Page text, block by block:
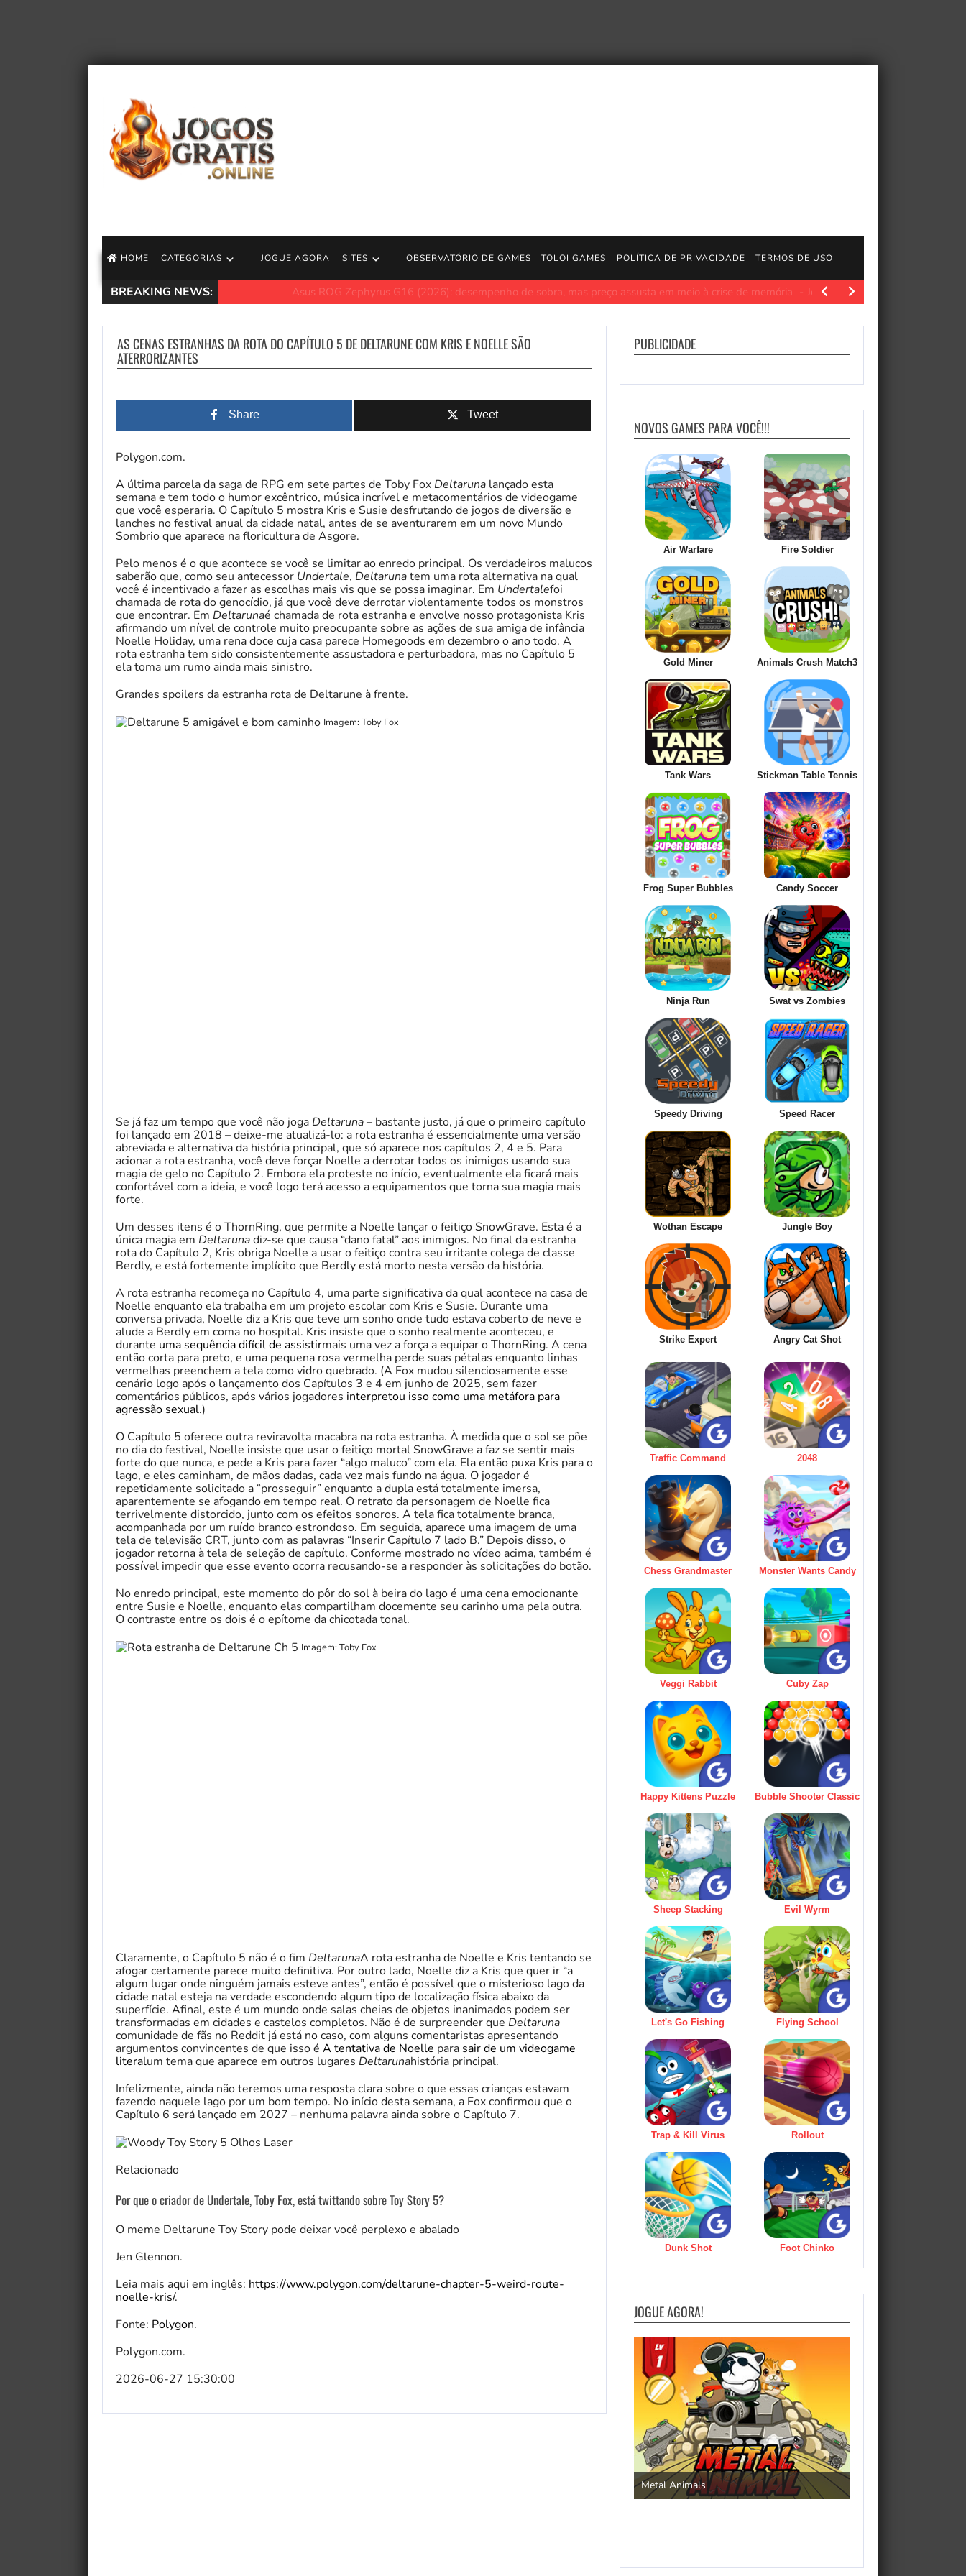
HOME CATEGORIAS JOGUE AGORA SITES OBSERVATÓRIO DE GAMES TOLOI GAMES POLÍTICA DE PRIVACIDADE TERMOS DE USO
BREAKING NEWS: Asus ROG Zephyrus G16 (2026): desempenho de sobra, mas preço assusta em meio à crise de memória JogosGratisFun. O Asus ROG Zephyrus
AS CENAS ESTRANHAS DA ROTA DO CAPÍTULO 5 DE DELTARUNE COM KRIS E NOELLE SÃO
ATERRORIZANTES
Share Tweet
Polygon.com.
A última parcela da saga de RPG em sete partes de Toby Fox Deltaruna lançado esta
semana e tem todo o humor excêntrico, música incrível e metacomentários de videogame
que você esperaria. O Capítulo 5 mostra Kris e Susie desfrutando de jogos de diversão e
lanches no festival anual da cidade natal, antes de se aventurarem em um novo Mundo
Sombrio que aparece na floricultura de Asgore.
Pelo menos é o que acontece se você se limitar ao enredo principal. Os verdadeiros malucos
saberão que, como seu antecessor Undertale, Deltarunatem uma rota alternativa na qual
você é incentivado a fazer as escolhas mais vis que se possa imaginar. Em Undertalefoi
chamada de rota do genocídio, já que você deve derrotar violentamente todos os monstros
que encontrar. Em Deltarunaé chamada de rota estranha e envolve nosso protagonista Kris
afirmando um nível de controle muito preocupante sobre as ações de sua amiga de infância
Noelle Holiday, uma rena doce cuja casa parece Homegoods em dezembro o ano todo. A
rota estranha tem sido consistentemente assustadora e perturbadora, mas no Capítulo 5
ela toma um rumo ainda mais sinistro.
Grandes spoilers da estranha rota de Deltarune à frente.
Imagem: Toby Fox
Se já faz um tempo que você não joga Deltaruna– bastante justo, já que o primeiro capítulo
foi lançado em 2018 – deixe-me atualizá-lo: a rota estranha é essencialmente uma versão
abreviada e alternativa da história principal, que só aparece nos capítulos 2, 4 e 5. Para
acionar a rota estranha, você deve forçar Noelle a derrotar todos os inimigos usando sua
magia de gelo no Capítulo 2. Embora ela proteste no início, eventualmente ela ficará mais
confortável com a ideia, e você logo terá acesso a equipamentos que torna sua magia mais
forte.
Um desses itens é o ThornRing, que permite a Noelle lançar o feitiço SnowGrave. Esta é a
única magia em Deltarunadiz-se que causa “dano fatal” aos inimigos. No final da estranha
rota do Capítulo 2, Kris obriga Noelle a usar o feitiço contra seu irritante colega de classe
Berdly, e está fortemente implícito que Berdly está morto nesta versão da história.
A rota estranha recomeça no Capítulo 4, uma parte significativa da qual acontece na casa de
Noelle enquanto ela trabalha em um projeto escolar com Kris e Susie. Durante uma
conversa privada, Noelle diz a Kris que teve um sonho onde tudo estava coberto de neve e
alude a Berdly em coma no hospital. Kris insiste que o sonho realmente aconteceu, e
durante uma sequência difícil de assistirmais uma vez a força a equipar o ThornRing. A cena
então corta para preto, e uma pequena rosa vermelha perde suas pétalas enquanto linhas
vermelhas preenchem a tela como vidro quebrado. (A Fox mudou silenciosamente esse
cenário logo após o lançamento dos Capítulos 3 e 4 em junho de 2025, sem fazer
comentários públicos, após vários jogadores interpretou isso como uma metáfora para
agressão sexual.)
O Capítulo 5 oferece outra reviravolta macabra na rota estranha. À medida que o sol se põe
no dia do festival, Noelle insiste que usar o feitiço mortal SnowGrave a faz se sentir mais
forte do que nunca, e pede a Kris para fazer “algo maluco” com ela. Ela então puxa Kris para o
lago, e eles caminham, de mãos dadas, cada vez mais fundo na água. O jogador é
repetidamente solicitado a “prosseguir” enquanto a dupla está totalmente imersa,
aparentemente se afogando em tempo real. O retrato da personagem de Noelle fica
terrivelmente distorcido, junto com os efeitos sonoros. A tela fica totalmente branca,
acompanhada por um ruído branco estrondoso. Em seguida, aparece uma imagem de uma
tela de televisão CRT, junto com as palavras “Inserir Capítulo 7 lado B.” Depois disso, o
jogador retorna à tela de seleção de capítulo. Conforme mostrado no vídeo acima, também é
possível impedir que esse evento ocorra recusando-se a responder às solicitações do botão.
No enredo principal, este momento do pôr do sol à beira do lago é uma cena emocionante
entre Susie e Noelle, enquanto elas compartilham docemente seu carinho uma pela outra.
O contraste entre os dois é o epítome da chicotada tonal.
Imagem: Toby Fox
Claramente, o Capítulo 5 não é o fim DeltarunaA rota estranha de Noelle e Kris tentando se
afogar certamente parece muito definitiva. Por outro lado, Noelle diz a Kris que quer ir “a
algum lugar onde ninguém jamais esteve antes”, então é possível que o misterioso lago da
cidade natal esteja na verdade escondendo algum tipo de localização física abaixo da
superfície. Afinal, este é um mundo onde salas cheias de objetos inanimados podem ser
transformadas em cidades e castelos completos. Não é de surpreender que Deltaruna
comunidade de fãs no Reddit já está no caso, com alguns comentaristas apresentando
argumentos convincentes de que isso é A tentativa de Noelle para sair de um videogame
literalum tema que aparece em outros lugares Deltarunahistória principal.
Infelizmente, ainda não teremos uma resposta clara sobre o que essas crianças estavam
fazendo naquele lago por um bom tempo. No início desta semana, a Fox confirmou que o
Capítulo 6 será lançado em 2027 – nenhuma palavra ainda sobre o Capítulo 7.
Relacionado
Por que o criador de Undertale, Toby Fox, está twittando sobre Toy Story 5?
O meme Deltarune Toy Story pode deixar você perplexo e abalado
Jen Glennon.
Leia mais aqui em inglês: https://www.polygon.com/deltarune-chapter-5-weird-route-
noelle-kris/.
Fonte: Polygon.
Polygon.com.
2026-06-27 15:30:00
PUBLICIDADE
NOVOS GAMES PARA VOCÊ!!!
Air Warfare Fire Soldier
Gold Miner Animals Crush Match3
Tank Wars Stickman Table Tennis
Frog Super Bubbles Candy Soccer
Ninja Run Swat vs Zombies
Speedy Driving Speed Racer
Wothan Escape Jungle Boy
Strike Expert Angry Cat Shot
Traffic Command 2048
Chess Grandmaster Monster Wants Candy
Veggi Rabbit Cuby Zap
Happy Kittens Puzzle Bubble Shooter Classic
Sheep Stacking Evil Wyrm
Let's Go Fishing Flying School
Trap & Kill Virus Rollout
Dunk Shot Foot Chinko
JOGUE AGORA!
Metal Animals